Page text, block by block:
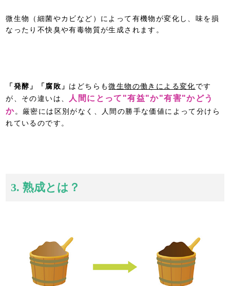
微生物（細菌やカビなど）によって有機物が変化し、味を損
なったり不快臭や有毒物質が生成されます。
「発酵」「腐敗」 はどちらも微生物の働きによる変化です
が、その違いは、
人間にとって"有益"か"有害"かどう
か。厳密には区別がなく、人間の勝手な価値によって分けら
れているのです。
3. 熟成とは？